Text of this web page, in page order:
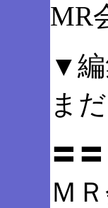
MR
▼編
ま
〓
Ｍ